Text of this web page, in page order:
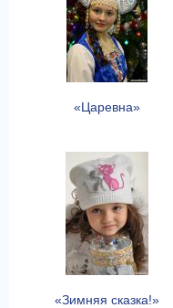
«Царевна»
«Зимняя сказка!»